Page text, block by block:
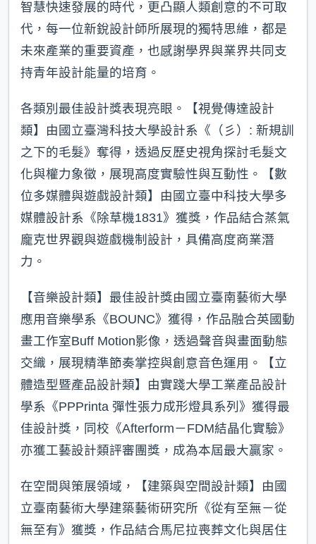
智慧快速發展的時代，更凸顯人類創意的不可取
代，每一位新銳設計師所展現的獨特思維，都是
未來產業的重要資產，也感謝學界與業界共同支
持青年設計能量的培育。
各類別最佳設計獎表現亮眼。【視覺傳達設計
類】由國立臺灣科技大學設計系《（彡）: 新規訓
之下的毛髮》奪得，透過反歷史視角探討毛髮文
化與權力象徵，展現高度實驗性與互動性。【數
位多媒體與遊戲設計類】由國立臺中科技大學多
媒體設計系《除草機1831》獲獎，作品結合蒸氣
龐克世界觀與遊戲機制設計，具備高度商業潛
力。
【音樂設計類】最佳設計獎由國立臺南藝術大學
應用音樂學系《BOUNC》獲得，作品融合英國動
畫工作室Buff Motion影像，透過聲音與畫面動態
交織，展現精準節奏掌控與創意音色運用。【立
體造型暨產品設計類】由實踐大學工業產品設計
學系《PPPrinta 彈性張力成形燈具系列》獲得最
佳設計獎，同校《Afterform－FDM結晶化實驗》
亦獲工藝設計類評審團獎，成為本屆最大贏家。
在空間與策展領域，【建築與空間設計類】由國
立臺南藝術大學建築藝術研究所《從有至無－從
無至有》獲獎，作品結合馬尼拉喪葬文化與居住